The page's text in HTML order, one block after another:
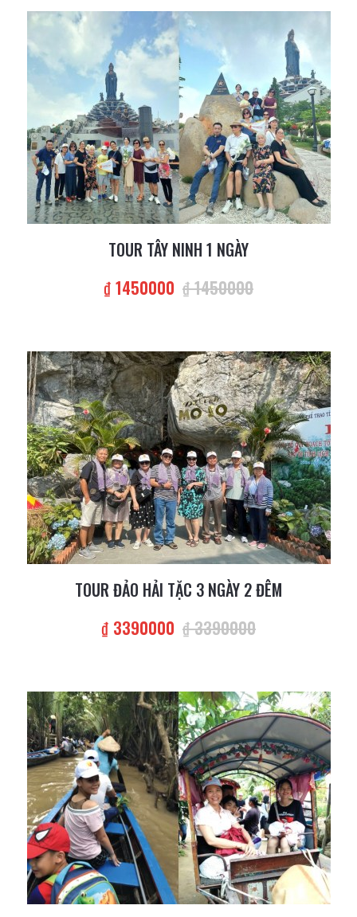
TOUR TÂY NINH 1 NGÀY
₫ 1450000 ₫ 1450000
TOUR ĐẢO HẢI TẶC 3 NGÀY 2 ĐÊM
₫ 3390000 ₫ 3390000